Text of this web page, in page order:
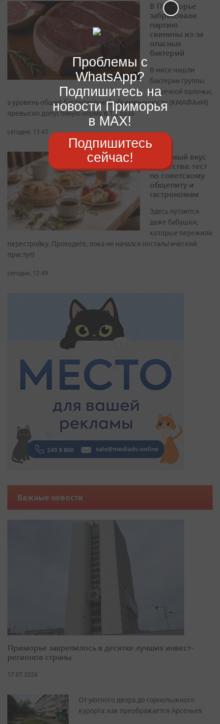
В Приморье
забраковали
партию
свинины из-за
опасных
бактерий
В мясе нашли
бактерии группы
кишечной палочки,
а уровень общей бактериальной обсемененности (КМАФАнМ)
превысил допустимую норму в 1,3 раза
сегодня, 13:43
Тот самый вкус
из детства: тест
по советскому
общепиту и
гастрономам
Здесь путаются
даже бабушки,
которые пережили
перестройку. Проходите, пока не начался ностальгический
приступ!
сегодня, 12:49
Важные новости
Приморье закрепилось в десятке лучших инвест-
регионов страны
17.07.2026
От уютного двора до горнолыжного
курорта: как преображается Арсеньев
Проблемы с
WhatsApp?
Подпишитесь на
новости Приморья
в MAX!
Подпишитесь
сейчас!